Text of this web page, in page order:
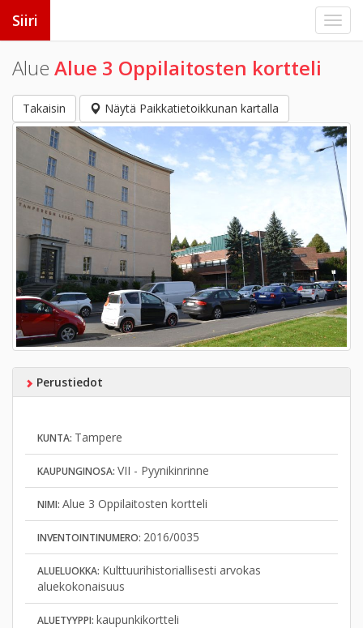
Siiri
Alue Alue 3 Oppilaitosten kortteli
Takaisin Näytä Paikkatietoikkunan kartalla
Perustiedot
KUNTA: Tampere
KAUPUNGINOSA: VII - Pyynikinrinne
NIMI: Alue 3 Oppilaitosten kortteli
INVENTOINTINUMERO: 2016/0035
ALUELUOKKA: Kulttuurihistoriallisesti arvokas
aluekokonaisuus
ALUETYYPPI: kaupunkikortteli